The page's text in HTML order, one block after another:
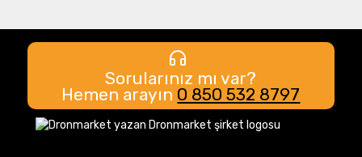
Sorularınız mı var?
Hemen arayın 0 850 532 8797